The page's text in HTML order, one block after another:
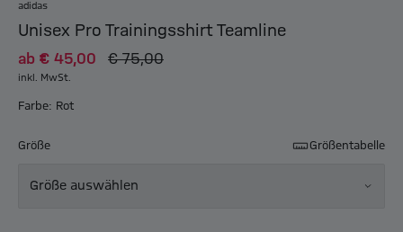
adidas
Unisex Pro Trainingsshirt Teamline
ab € 45,00 € 75,00
inkl. MwSt.
Farbe: Rot
Größe Größentabelle
Größe auswählen